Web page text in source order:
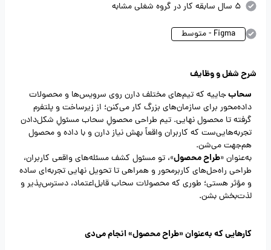
5 سال سابقه کار در گروه شغلی مشابه
Figma - متوسط
شرح شغل و وظایف
سحابجاییه که تیم‌های مختلف دارن روی سرویس‌ها و محصولات
داده‌محور برای سازمان‌های بزرگ کار می‌کنن؛ از زیرساخت و پلتفرم
گرفته تا محصول نهایی. تیم طراحی محصولِ سحاب مسئولِ شکل‌دادن
تجربه‌هایی‌ست که کاربران واقعاً بهش نیاز دارن و با داده و محصول
هم‌جهت می‌شن.
به‌عنوان «طراح محصول»، تو مسئول کشف مسئله‌های واقعی کاربران،
طراحی راه‌حل‌های کاربرمحور و همراهی تا تحویل نهایی تجربه‌ای ساده
و مؤثر هستی؛ طوری که محصولات سحاب قابل‌اعتماد، دسترس‌پذیر و
لذت‌بخش بشن.
کارهایی که به‌عنوان «طراح محصول» انجام می‌دی